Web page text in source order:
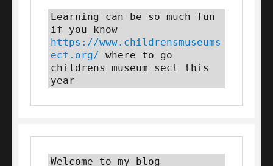
Learning can be so much fun
https://www.childrensmuseums
ect.org/ where to go
childrens museum sect this
year